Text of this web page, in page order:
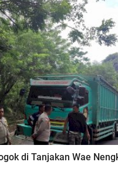
di Tanjakan Wae